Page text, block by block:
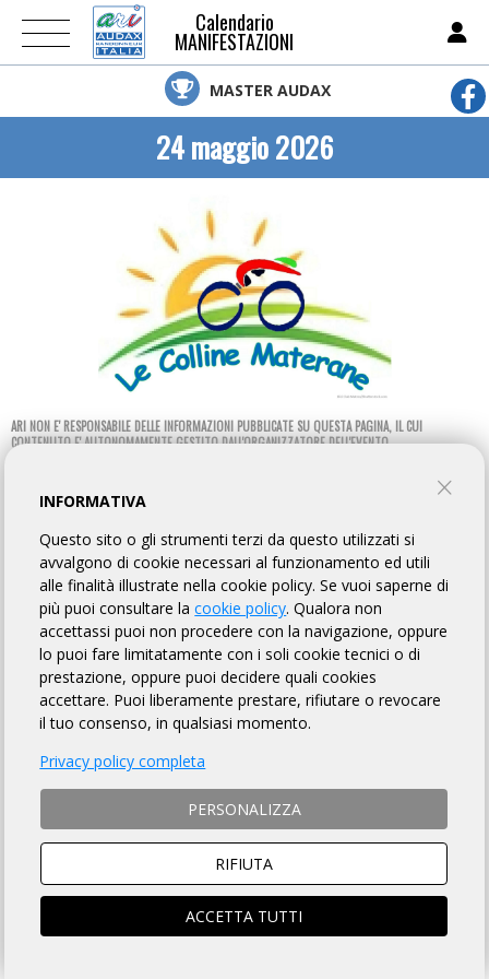
Calendario
MANIFESTAZIONI
MASTER AUDAX
24 maggio 2026
ARI NON E' RESPONSABILE DELLE INFORMAZIONI PUBBLICATE SU QUESTA PAGINA, IL CUI
CONTENUTO E' AUTONOMAMENTE GESTITO DALL'ORGANIZZATORE DELL'EVENTO.
RANDONNÈE "LE COLLINE MATERANE"
Bici Club Matera "G.C. Adriano Pedicini"
TORNA AL BREVETTO
REGOLAMENTO
Bici Club Matera "G.C. Adriano Pedicini" organizza per il giorno
24/05/2026 la Randonnée "RANDONNÈE "LE COLLINE
MATERANE"" avente Km 200 di lunghezza, per l'acquisizione del
relativo brevetto, la cuiDESCRIZIONE che è fatto OBBLIGO a
ciascun partecipante di leggere, si trova sulla pagina web a
questo link.
INFORMATIVA
Questo sito o gli strumenti terzi da questo utilizzati si
avvalgono di cookie necessari al funzionamento ed utili
alle finalità illustrate nella cookie policy. Se vuoi saperne di
più puoi consultare lacookie policy. Qualora non
accettassi puoi non procedere con la navigazione, oppure
lo puoi fare limitatamente con i soli cookie tecnici o di
prestazione, oppure puoi decidere quali cookies
accettare. Puoi liberamente prestare, rifiutare o revocare
il tuo consenso, in qualsiasi momento.
Privacy policy completa
PERSONALIZZA
RIFIUTA
ACCETTA TUTTI